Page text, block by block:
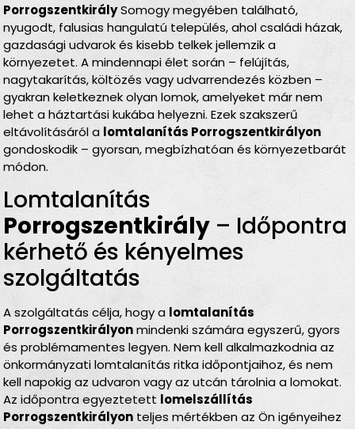
PorrogszentkirálySomogy megyében található,
nyugodt, falusias hangulatú település, ahol családi házak,
gazdasági udvarok és kisebb telkek jellemzik a
környezetet. A mindennapi élet során – felújítás,
nagytakarítás, költözés vagy udvarrendezés közben –
gyakran keletkeznek olyan lomok, amelyeket már nem
lehet a háztartási kukába helyezni. Ezek szakszerű
eltávolításáról a lomtalanítás Porrogszentkirályon
gondoskodik – gyorsan, megbízhatóan és környezetbarát
módon.
Lomtalanítás
Porrogszentkirály – Időpontra
kérhető és kényelmes
szolgáltatás
A szolgáltatás célja, hogy a lomtalanítás
Porrogszentkirályonmindenki számára egyszerű, gyors
és problémamentes legyen. Nem kell alkalmazkodnia az
önkormányzati lomtalanítás ritka időpontjaihoz, és nem
kell napokig az udvaron vagy az utcán tárolnia a lomokat.
Az időpontra egyeztetett lomelszállítás
Porrogszentkirályon teljes mértékben az Ön igényeihez